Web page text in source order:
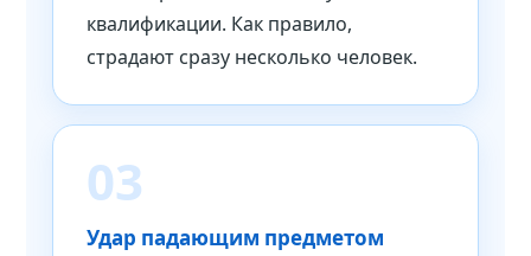
квалификации. Как правило,
страдают сразу несколько человек.
03
Удар падающим предметом